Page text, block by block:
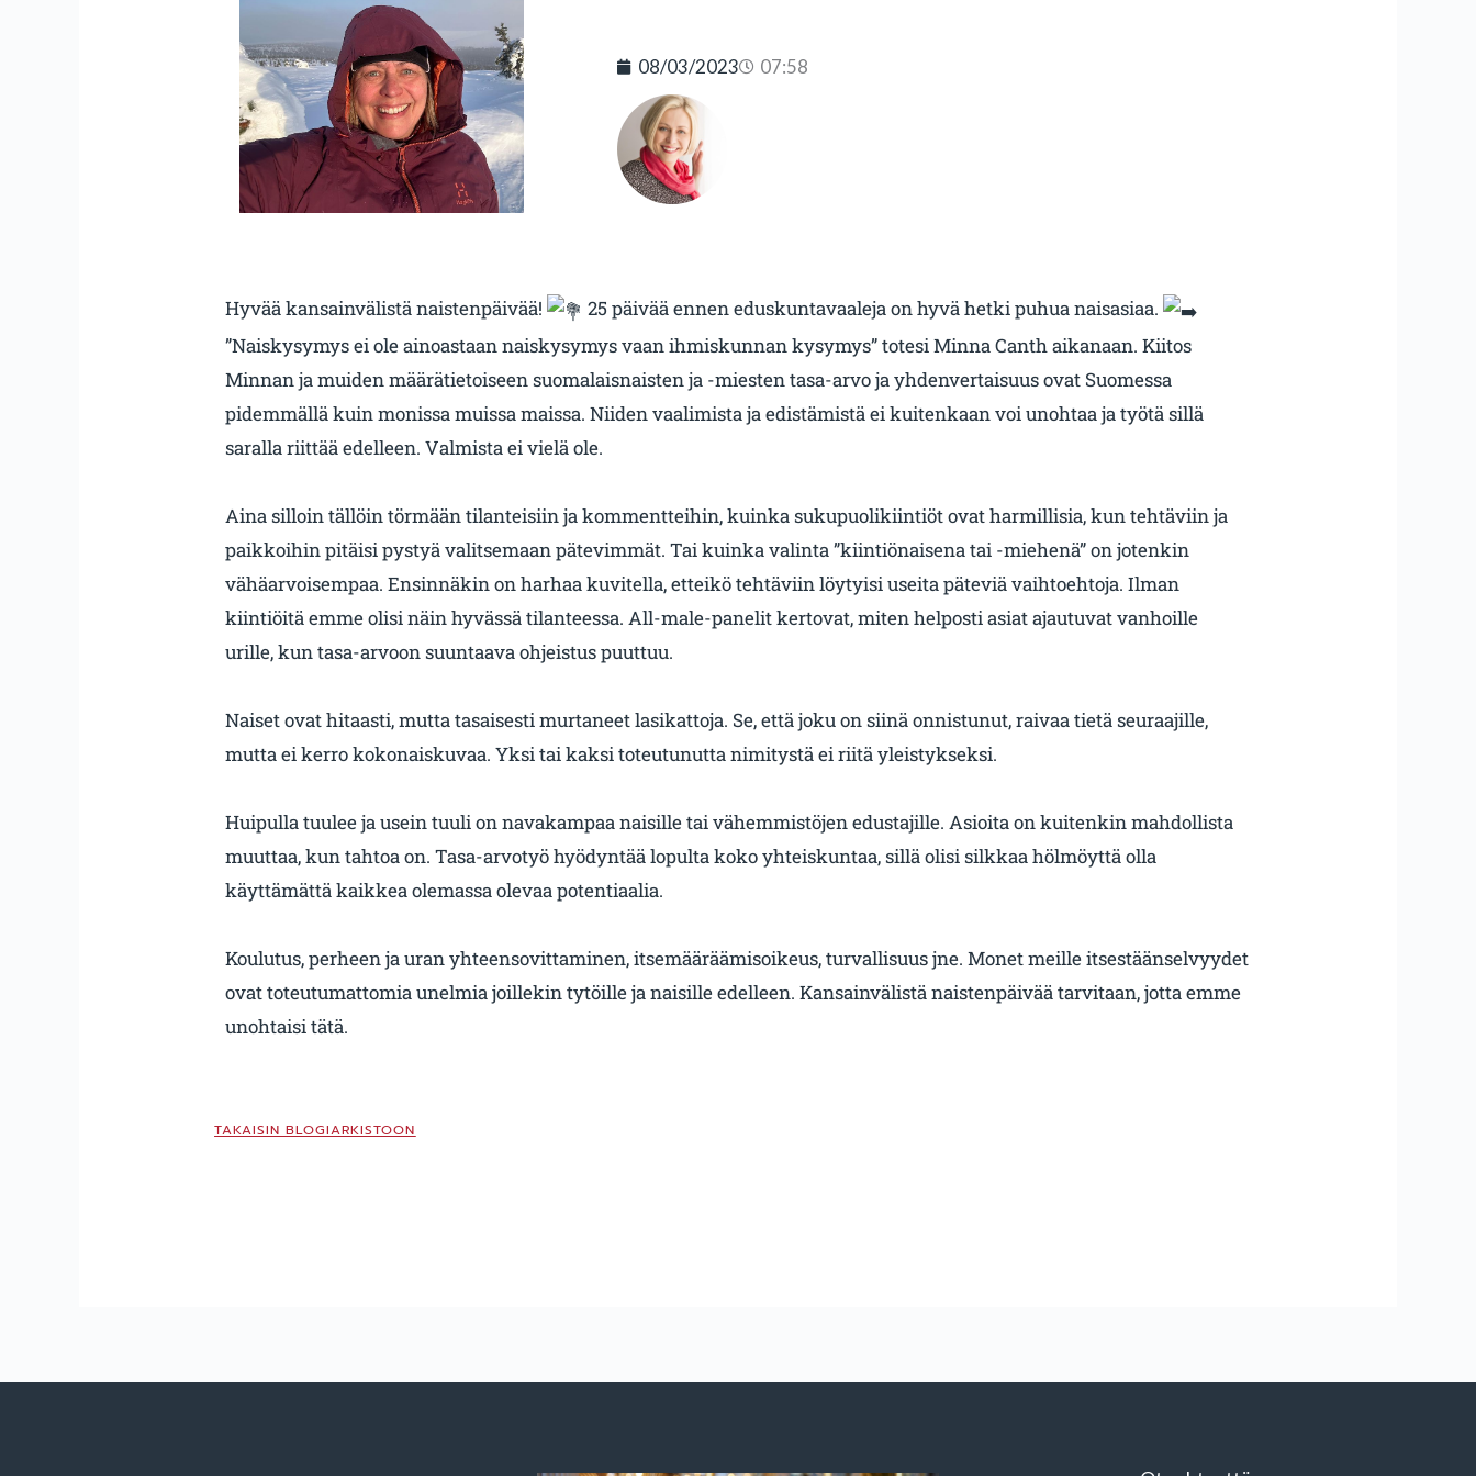
08/03/2023 07:58
Hyvää kansainvälistä naistenpäivää!
25 päivää ennen eduskuntavaaleja on hyvä hetki puhua naisasiaa.
”Naiskysymys ei ole ainoastaan naiskysymys vaan ihmiskunnan kysymys” totesi Minna Canth aikanaan. Kiitos
Minnan ja muiden määrätietoiseen suomalaisnaisten ja -miesten tasa-arvo ja yhdenvertaisuus ovat Suomessa
pidemmällä kuin monissa muissa maissa. Niiden vaalimista ja edistämistä ei kuitenkaan voi unohtaa ja työtä sillä
saralla riittää edelleen. Valmista ei vielä ole.
Aina silloin tällöin törmään tilanteisiin ja kommentteihin, kuinka sukupuolikiintiöt ovat harmillisia, kun tehtäviin ja
paikkoihin pitäisi pystyä valitsemaan pätevimmät. Tai kuinka valinta ”kiintiönaisena tai -miehenä” on jotenkin
vähäarvoisempaa. Ensinnäkin on harhaa kuvitella, etteikö tehtäviin löytyisi useita päteviä vaihtoehtoja. Ilman
kiintiöitä emme olisi näin hyvässä tilanteessa. All-male-panelit kertovat, miten helposti asiat ajautuvat vanhoille
urille, kun tasa-arvoon suuntaava ohjeistus puuttuu.
Naiset ovat hitaasti, mutta tasaisesti murtaneet lasikattoja. Se, että joku on siinä onnistunut, raivaa tietä seuraajille,
mutta ei kerro kokonaiskuvaa. Yksi tai kaksi toteutunutta nimitystä ei riitä yleistykseksi.
Huipulla tuulee ja usein tuuli on navakampaa naisille tai vähemmistöjen edustajille. Asioita on kuitenkin mahdollista
muuttaa, kun tahtoa on. Tasa-arvotyö hyödyntää lopulta koko yhteiskuntaa, sillä olisi silkkaa hölmöyttä olla
käyttämättä kaikkea olemassa olevaa potentiaalia.
Koulutus, perheen ja uran yhteensovittaminen, itsemääräämisoikeus, turvallisuus jne. Monet meille itsestäänselvyydet
ovat toteutumattomia unelmia joillekin tytöille ja naisille edelleen. Kansainvälistä naistenpäivää tarvitaan, jotta emme
unohtaisi tätä.
TAKAISIN BLOGIARKISTOON